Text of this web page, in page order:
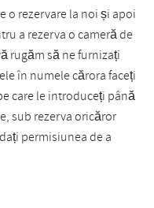
o rezervare la noi și apoi
a rezerva o cameră de
rugăm să ne furnizați
în numele cărora faceți
care le introduceți până
sub rezerva oricăror
permisiunea de a